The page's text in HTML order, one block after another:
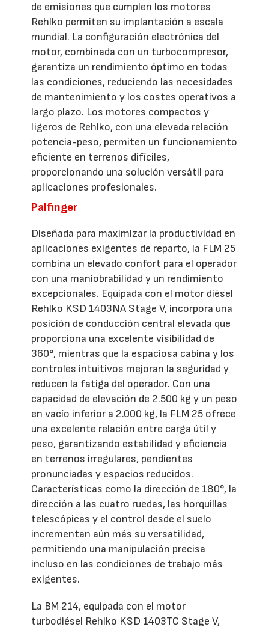
de emisiones que cumplen los motores
Rehlko permiten su implantación a escala
mundial. La configuración electrónica del
motor, combinada con un turbocompresor,
garantiza un rendimiento óptimo en todas
las condiciones, reduciendo las necesidades
de mantenimiento y los costes operativos a
largo plazo. Los motores compactos y
ligeros de Rehlko, con una elevada relación
potencia-peso, permiten un funcionamiento
eficiente en terrenos difíciles,
proporcionando una solución versátil para
aplicaciones profesionales.
Palfinger
Diseñada para maximizar la productividad en
aplicaciones exigentes de reparto, la FLM 25
combina un elevado confort para el operador
con una maniobrabilidad y un rendimiento
excepcionales. Equipada con el motor diésel
Rehlko KSD 1403NA Stage V, incorpora una
posición de conducción central elevada que
proporciona una excelente visibilidad de
360°, mientras que la espaciosa cabina y los
controles intuitivos mejoran la seguridad y
reducen la fatiga del operador. Con una
capacidad de elevación de 2.500 kg y un peso
en vacío inferior a 2.000 kg, la FLM 25 ofrece
una excelente relación entre carga útil y
peso, garantizando estabilidad y eficiencia
en terrenos irregulares, pendientes
pronunciadas y espacios reducidos.
Características como la dirección de 180°, la
dirección a las cuatro ruedas, las horquillas
telescópicas y el control desde el suelo
incrementan aún más su versatilidad,
permitiendo una manipulación precisa
incluso en las condiciones de trabajo más
exigentes.
La BM 214, equipada con el motor
turbodiésel Rehlko KSD 1403TC Stage V,